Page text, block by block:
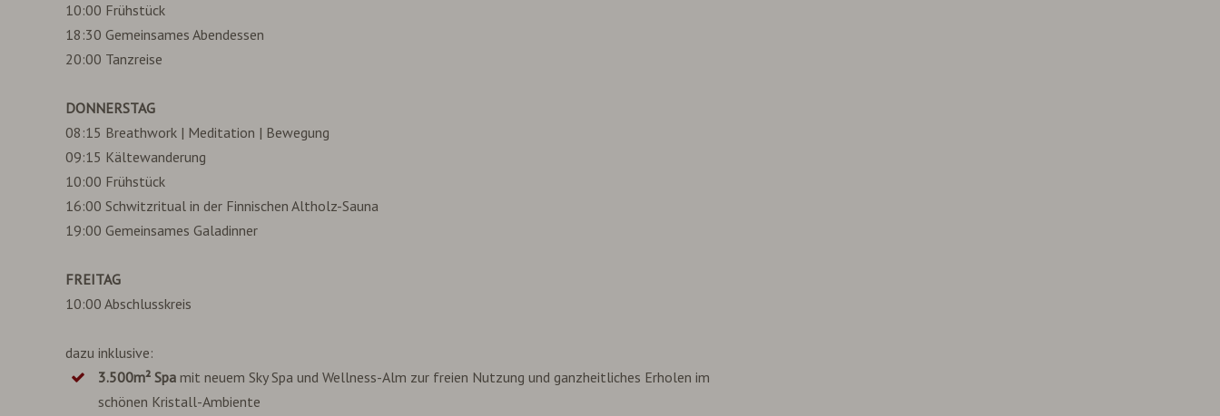
10:00 Frühstück
18:30 Gemeinsames Abendessen
20:00 Tanzreise
DONNERSTAG
08:15 Breathwork | Meditation | Bewegung
09:15 Kältewanderung
10:00 Frühstück
16:00 Schwitzritual in der Finnischen Altholz-Sauna
19:00 Gemeinsames Galadinner
FREITAG
10:00 Abschlusskreis
dazu inklusive:
3.500m² Spa mit neuem Sky Spa und Wellness-Alm zur freien Nutzung und ganzheitliches Erholen im
schönen Kristall-Ambiente